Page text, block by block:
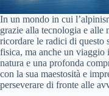
In un mondo in cui
grazie alla tecnologia e alle
ricordare le radici di questo
fisica, ma anche un viaggio
natura e una profonda
con la sua maestosità e
perseverare di fronte alle